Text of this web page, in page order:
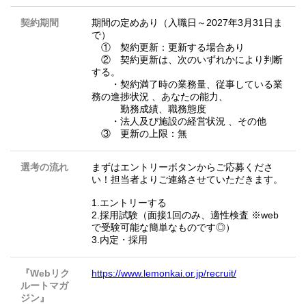
契約期間
期間の定めあり（入職日～2027年3月31日ま
で）
① 契約更新：更新する場合あり
② 契約更新は、次のいずれかにより判断
する。
・契約満了時の業務量、従事している業
務の進捗状況 、あなたの能力、
勤務成績、職務態度
・法人及び施設の経営状況 、その他
③ 更新の上限：無
選考の流れ
まずはエントリーボタンからご応募くださ
い！担当者よりご連絡させていただきます。
1.エントリーする
2.採用試験（面接1回のみ、適性検査 ※web
で受験可能な簡単なものです◎）
3.内定・採用
『Webリク
ルートマガ
ジン』
https://www.lemonkai.or.jp/recruit/